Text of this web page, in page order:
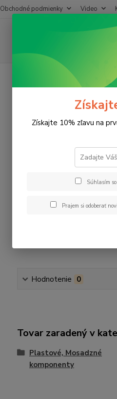
Obchodné podmienky Video
Plastové, Mosadzné
Prípojka
Hodnotenie 0
Tovar zaradený v
Plastové, Mosadzné
komponenty
Získajte 10% zľavu na
Súhlasím so
Prajem si odoberať